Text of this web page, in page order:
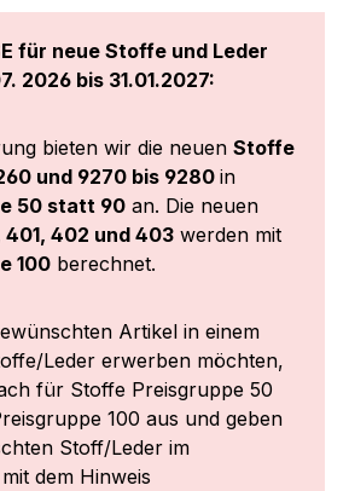
für neue Stoffe und Leder
2026 bis 31.01.2027:
bieten wir die neuen Stoffe
und 9270 bis 9280 in
50 statt 90 an. Die neuen
402 und 403 werden mit
100 berechnet.
Artikel in einem
Leder erwerben möchten,
für Stoffe Preisgruppe 50
100 aus und geben
Stoff/Leder im
dem Hinweis